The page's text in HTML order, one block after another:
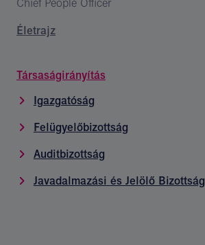
Chief People Officer
Életrajz
Társaságirányítás
Igazgatóság
Felügyelőbizottság
Auditbizottság
Javadalmazási és Jelölő Bizottság